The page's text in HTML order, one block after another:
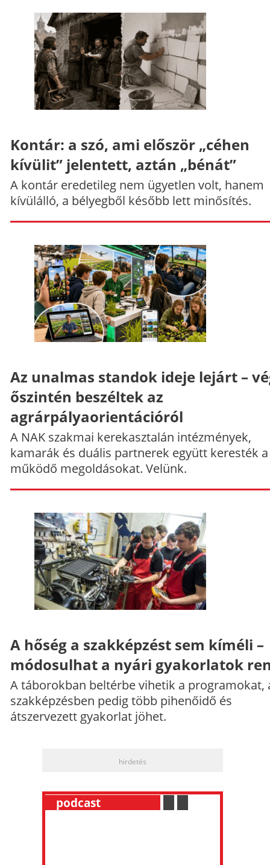
Kontár: a szó, ami először „céhen
kívülit” jelentett, aztán „bénát”
A kontár eredetileg nem ügyetlen volt, hanem
kívülálló, a bélyegből később lett minősítés.
Az unalmas standok ideje lejárt –
őszintén beszéltek az
agrárpályaorientációról
A NAK szakmai kerekasztalán intézmények,
kamarák és duális partnerek együtt keresték a
működő megoldásokat. Velünk.
A hőség a szakképzést sem kíméli –
módosulhat a nyári gyakorlatok
A táborokban beltérbe vihetik a programokat,
szakképzésben pedig több pihenőidő és
átszervezett gyakorlat jöhet.
hirdetés
podcast